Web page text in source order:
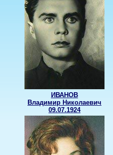
ИВАНОВ
Владимир Николаевич
09.07.1924